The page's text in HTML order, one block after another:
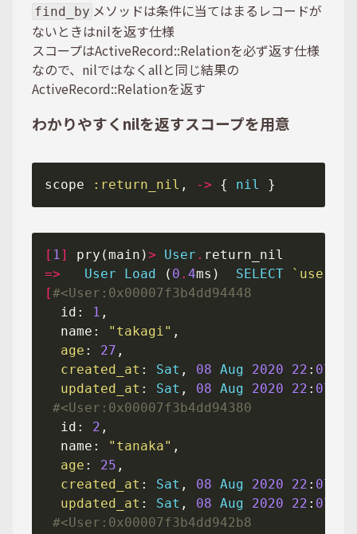
find_by メソッドは条件に当てはまるレコードが
ないときはnilを返す仕様
スコープはActiveRecord::Relationを必ず返す仕様
なので、nilではなくallと同じ結果の
ActiveRecord::Relationを返す
わかりやすくnilを返すスコープを用意
scope :return_nil , -> { nil
[ 1] pry(main)> User .
=>
User Load ( 0 . 4ms) SELECT `users`
[#<User:0x00007f3b4dd94448
  id:
1
  name:
"takagi"
age : 27
created_at : Sat , 08 Aug 2020 22 : 07
updated_at : Sat , 08 Aug 2020 22 : 07
#<User:0x00007f3b4dd94380
  id:
2
  name:
"tanaka"
age : 25
created_at : Sat , 08 Aug 2020 22 : 07
updated_at : Sat , 08 Aug 2020 22 : 07
#<User:0x00007f3b4dd942b8